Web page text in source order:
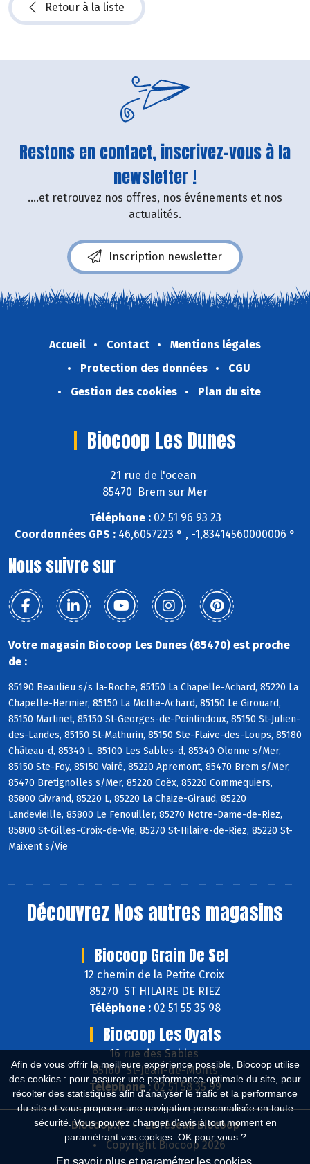
Afin de vous offrir la meilleure expérience possible, Biocoop utilise
des cookies : pour assurer une performance optimale du site, pour
récolter des statistiques afin d'analyser le trafic et la performance
du site et vous proposer une navigation personnalisée en toute
sécurité. Vous pouvez changer d'avis à tout moment en
paramétrant vos cookies. OK pour vous ?
En savoir plus et paramétrer les cookies
Retour à la liste
Restons en contact, inscrivez-vous à la
newsletter !
....et retrouvez nos offres, nos événements et nos
actualités.
Inscription newsletter
Accueil Contact
Mentions légales
Protection des données
CGU
Gestion des cookies
Plan du site
Biocoop Les Dunes
21 rue de l'ocean
85470 Brem sur Mer
Téléphone :02 51 96 93 23
Coordonnées GPS : 46,6057223 ° , -1,83414560000006 °
Nous suivre sur
Votre magasin Biocoop Les Dunes (85470) est proche
de :
85190 Beaulieu s/s la-Roche, 85150 La Chapelle-Achard, 85220 La
Chapelle-Hermier, 85150 La Mothe-Achard, 85150 Le Girouard,
85150 Martinet, 85150 St-Georges-de-Pointindoux, 85150 St-Julien-
des-Landes, 85150 St-Mathurin, 85150 Ste-Flaive-des-Loups, 85180
Château-d, 85340 L, 85100 Les Sables-d, 85340 Olonne s/Mer,
85150 Ste-Foy, 85150 Vairé, 85220 Apremont, 85470 Brem s/Mer,
85470 Bretignolles s/Mer, 85220 Coëx, 85220 Commequiers,
85800 Givrand, 85220 L, 85220 La Chaize-Giraud, 85220
Landevieille, 85800 Le Fenouiller, 85270 Notre-Dame-de-Riez,
85800 St-Gilles-Croix-de-Vie, 85270 St-Hilaire-de-Riez, 85220 St-
Maixent s/Vie
Découvrez Nos autres magasins
Biocoop Grain De Sel
12 chemin de la Petite Croix
85270 ST HILAIRE DE RIEZ
Téléphone : 02 51 55 35 98
Biocoop Les Oyats
16 rue des Sables
85160 St-Jean-de-Monts
Téléphone :02 51 58 35 99
Biocoop.fr
Le réseau Biocoop
Copyright Biocoop 2026